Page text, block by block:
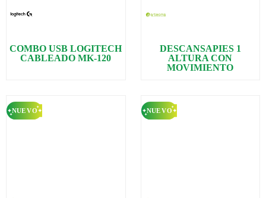
COMBO USB LOGITECH
CABLEADO MK-120
DESCANSAPIES 1
ALTURA CON
MOVIMIENTO